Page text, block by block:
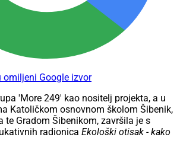
omiljeni Google izvor
'More 249' kao nositelj projekta, a u
Katoličkom osnovnom školom Šibenik,
te Gradom Šibenikom, završila je s
radionica Ekološki otisak - kako